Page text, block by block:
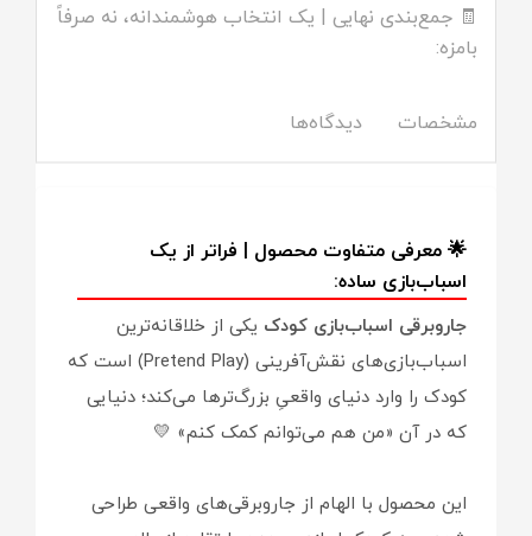
🧾 جمع‌بندی نهایی | یک انتخاب هوشمندانه، نه صرفاً
بامزه:
مشخصات دیدگاه‌ها
🌟 معرفی متفاوت محصول | فراتر از یک
اسباب‌بازی ساده:
جاروبرقی اسباب‌بازی کودک یکی از خلاقانه‌ترین
اسباب‌بازی‌های نقش‌آفرینی (Pretend Play) است که
کودک را وارد دنیای واقعیِ بزرگ‌ترها می‌کند؛ دنیایی
که در آن «من هم می‌توانم کمک کنم» 💛
این محصول با الهام از جاروبرقی‌های واقعی طراحی